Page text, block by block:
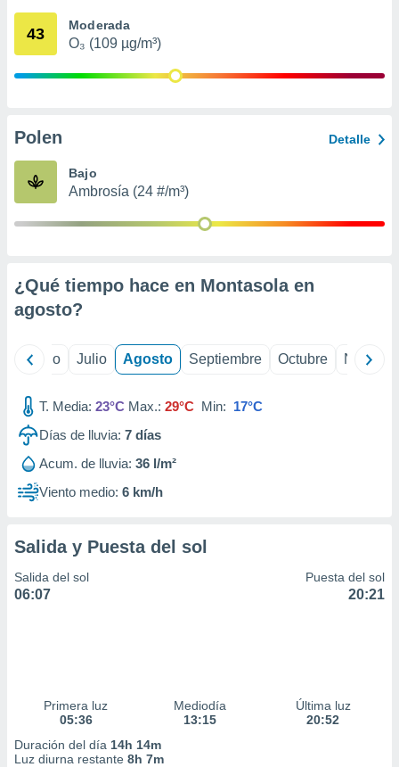
mediante
publicidad
de
43 Moderada
O₃ (109 µg/m³)
Polen Detalle
Bajo
Ambrosía (24 #/m³)
¿Qué tiempo hace en Montasola en
agosto?
Junio Julio Agosto Septiembre Octubre
T. Media: 23°C Max.: 29°C Min: 17°C
Días de lluvia: 7 días
Acum. de lluvia: 36 l/m²
Viento medio: 6 km/h
Salida y Puesta del sol
Salida del sol
06:07
Puesta del sol
20:21
Primera luz
05:36
Mediodía
13:15
Última luz
20:52
Duración del día 14h 14m
Luz diurna restante 8h 7m